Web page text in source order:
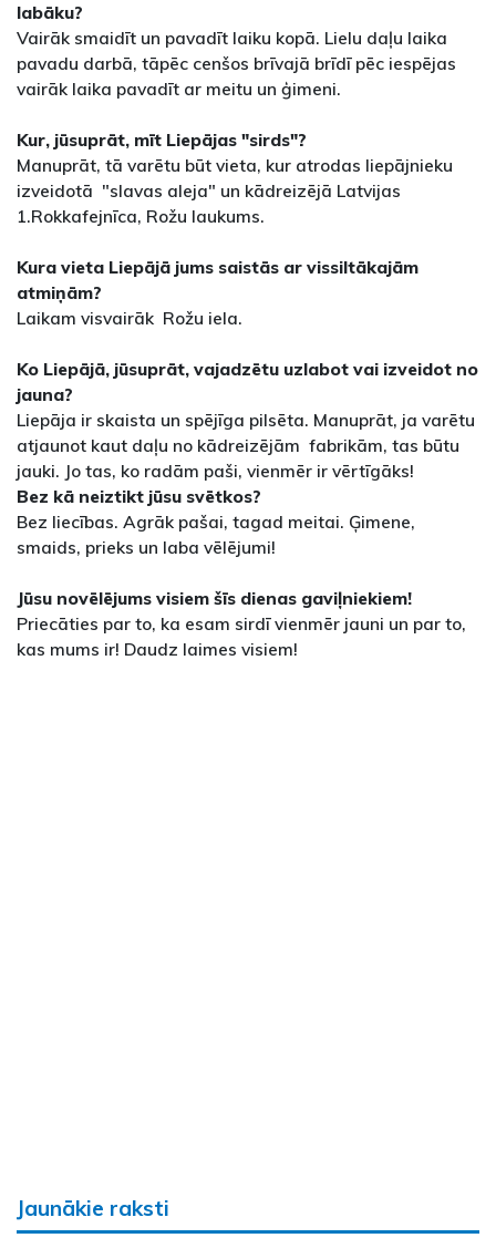
labāku?
Vairāk smaidīt un pavadīt laiku kopā. Lielu daļu laika
pavadu darbā, tāpēc cenšos brīvajā brīdī pēc iespējas
vairāk laika pavadīt ar meitu un ģimeni.
Kur, jūsuprāt, mīt Liepājas "sirds"?
Manuprāt, tā varētu būt vieta, kur atrodas liepājnieku
izveidotā "slavas aleja" un kādreizējā Latvijas
1.Rokkafejnīca, Rožu laukums.
Kura vieta Liepājā jums saistās ar vissiltākajām
atmiņām?
Laikam visvairāk Rožu iela.
Ko Liepājā, jūsuprāt, vajadzētu uzlabot vai izveidot no
jauna?
Liepāja ir skaista un spējīga pilsēta. Manuprāt, ja varētu
atjaunot kaut daļu no kādreizējām fabrikām, tas būtu
jauki. Jo tas, ko radām paši, vienmēr ir vērtīgāks!
Bez kā neiztikt jūsu svētkos?
Bez liecības. Agrāk pašai, tagad meitai. Ģimene,
smaids, prieks un laba vēlējumi!
Jūsu novēlējums visiem šīs dienas gaviļniekiem!
Priecāties par to, ka esam sirdī vienmēr jauni un par to,
kas mums ir! Daudz laimes visiem!
Jaunākie raksti